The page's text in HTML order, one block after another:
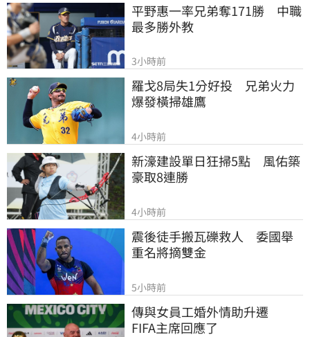
平野惠一率兄弟奪171勝　中職
最多勝外教
3小時前
羅戈8局失1分好投　兄弟火力
爆發橫掃雄鷹
4小時前
新濠建設單日狂掃5點　風佑築
豪取8連勝
4小時前
震後徒手搬瓦礫救人　委國舉
重名將摘雙金
5小時前
傳與女員工婚外情助升遷
FIFA主席回應了